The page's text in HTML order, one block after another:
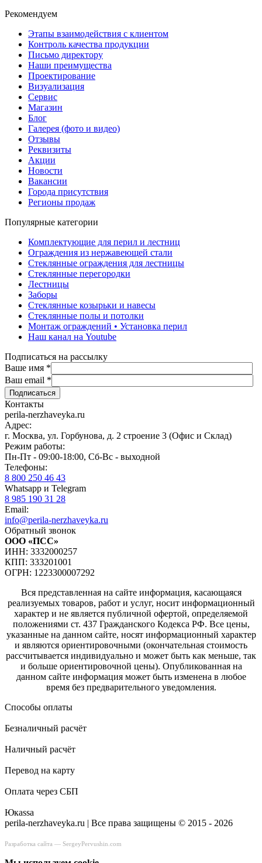
Рекомендуем
Этапы взаимодействия с клиентом
Контроль качества продукции
Письмо директору
Наши преимущества
Проектирование
Визуализация
Сервис
Магазин
Блог
Галерея (фото и видео)
Отзывы
Реквизиты
Акции
Новости
Вакансии
Города присутствия
Регионы продаж
Популярные категории
Комплектующие для перил и лестниц
Ограждения из нержавеющей стали
Стеклянные ограждения для лестницы
Стеклянные перегородки
Лестницы
Заборы
Стеклянные козырьки и навесы
Стеклянные полы и потолки
Монтаж ограждений • Установка перил
Наш канал на Youtube
Подписаться на рассылку
Ваше имя *
Ваш email *
Контакты
perila-nerzhaveyka.ru
Адрес:
г. Москва, ул. Горбунова, д. 2 строение 3 (Офис и Склад)
Режим работы:
Пн-Пт - 09:00-18:00, Сб-Вс - выходной
Телефоны:
8 800 250 46 43
Whatsapp и Telegram
8 985 190 31 28
Email:
info@perila-nerzhaveyka.ru
Обратный звонок
ООО «ПСС»
ИНН: 3332000257
КПП: 333201001
ОГРН: 1223300007292
Вся представленная на сайте информация, касающаяся
реализуемых товаров, работ и услуг, носит информационный
характер и не является публичной офертой, определяемой
положениями ст. 437 Гражданского Кодекса РФ. Все цены,
указанные на данном сайте, носят информационный характер
и являются ориентировочными (окончательная стоимость
рассчитывается индивидуально и может быть как меньше, так
и больше ориентировочной цены). Опубликованная на
данном сайте информация может быть изменена в любое
время без предварительного уведомления.
Способы оплаты
Безналичный расчёт
Наличный расчёт
Перевод на карту
Оплата через СБП
Юкаssа
perila-nerzhaveyka.ru | Все права защищены © 2015 - 2026
Разработка сайта — SergeyPervushin.com